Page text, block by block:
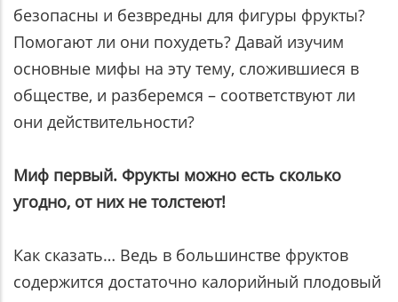
безопасны и безвредны для фигуры фрукты?
Помогают ли они похудеть? Давай изучим
основные мифы на эту тему, сложившиеся в
обществе, и разберемся – соответствуют ли
они действительности?
Миф первый. Фрукты можно есть сколько
угодно, от них не толстеют!
Как сказать… Ведь в большинстве фруктов
содержится достаточно калорийный плодовый